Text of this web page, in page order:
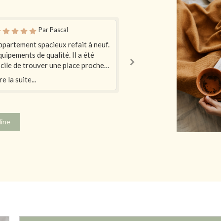
Par Pascal
spacieux refait à neuf.
de qualité. Il a été
de trouver une place proche
logement. Les abords de la place
retenons cette adresse pour
la suite...
Par Cédric
Le logement est fidèle à la
description , très calme ,
, l emplacement est idéal
d accès .Bref , un très
l hôte est très
avons passé un excellent
on a envie de ne pas le
recommander pour être
soit disponible pour nous
Lire la suite...